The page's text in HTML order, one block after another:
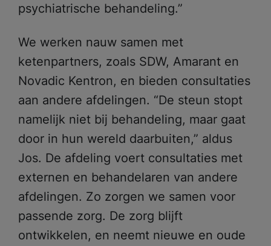
psychiatrische behandeling.”
We werken nauw samen met
ketenpartners, zoals SDW, Amarant en
Novadic Kentron, en bieden consultaties
aan andere afdelingen. “De steun stopt
namelijk niet bij behandeling, maar gaat
door in hun wereld daarbuiten,” aldus
Jos. De afdeling voert consultaties met
externen en behandelaren van andere
afdelingen. Zo zorgen we samen voor
passende zorg. De zorg blijft
ontwikkelen, en neemt nieuwe en oude